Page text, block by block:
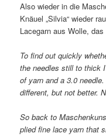
Also wieder in die
Knäuel „Silvia“ wieder
Lacegarn aus Wolle,
To find out quickly
the needles still to thick
of yarn and a 3.0
different, but not better.
So back to
plied fine lace yarn that